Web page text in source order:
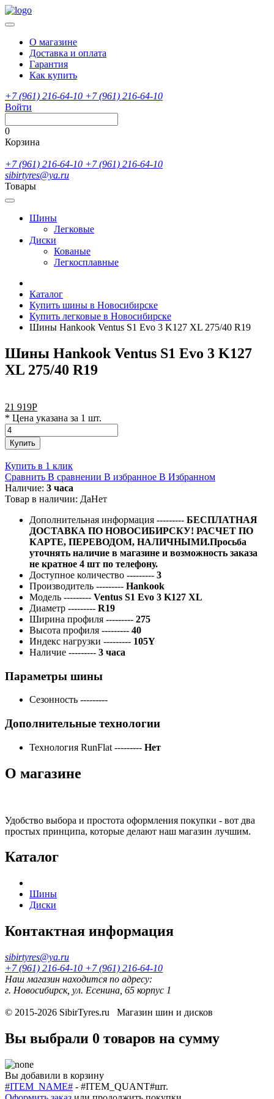
О магазине
Доставка и оплата
Гарантия
Как купить
+7 (961) 216-64-10 +7 (961) 216-64-10
Войти
0
Корзина
+7 (961) 216-64-10 +7 (961) 216-64-10
sibirtyres@ya.ru
Товары
Шины
Легковые
Диски
Кованые
Легкосплавные
Каталог
Купить шины в Новосибирске
Купить легковые в Новосибирске
Шины Hankook Ventus S1 Evo 3 K127 XL 275/40 R19
Шины Hankook Ventus S1 Evo 3 K127
XL 275/40 R19
21 919Р
* Цена указана за 1 шт.
Купить
Купить в 1 клик
Сравнить В сравнении В избранное В Избранном
Наличие: 3 часа
Товар в наличии: ДаНет
Дополнительная информация --------- БЕСПЛАТНАЯ
ДОСТАВКА ПО НОВОСИБИРСКУ! РАСЧЕТ ПО
КАРТЕ, ПЕРЕВОДОМ, НАЛИЧНЫМИ.Просьба
уточнять наличие в магазине и возможность заказа
не кратное 4 шт по телефону.
Доступное количество --------- 3
Производитель --------- Hankook
Модель --------- Ventus S1 Evo 3 K127 XL
Диаметр --------- R19
Ширина профиля --------- 275
Высота профиля --------- 40
Индекс нагрузки --------- 105Y
Наличие --------- 3 часа
Параметры шины
Сезонность ---------
Дополнительные технологии
Технология RunFlat --------- Нет
О магазине
Удобство выбора и простота оформления покупки - вот два
простых принципа, которые делают наш магазин лучшим.
Каталог
Шины
Диски
Контактная информация
sibirtyres@ya.ru
+7 (961) 216-64-10 +7 (961) 216-64-10
Наш магазин находится по адресу:
г. Новосибирск, ул. Есенина, 65 корпус 1
© 2015-2026 SibirTyres.ru Магазин шин и дисков
Вы выбрали 0 товаров на сумму
Вы добавили в корзину
#ITEM_NAME# - #ITEM_QUANT#шт.